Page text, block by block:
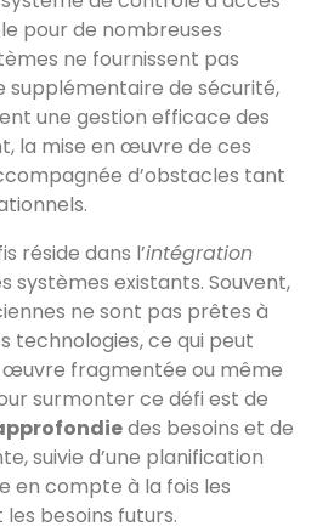
pour de nombreuses
ne fournissent pas
supplémentaire de sécurité,
une gestion efficace des
la mise en œuvre de ces
d’obstacles tant
réside dans l’intégration
systèmes existants. Souvent,
ne sont pas prêtes à
technologies, ce qui peut
fragmentée ou même
surmonter ce défi est de
des besoins et de
suivie d’une planification
en compte à la fois les
besoins futurs.